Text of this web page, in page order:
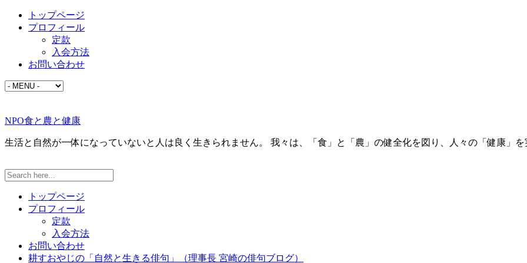
トップページ
プロフィール
定款
入会方法
お問い合わせ
NPO食と農と健康
生活と自然が一体になっていないと人は良く生きられません。 我々は、「食」と「農」の健全化を図り、人々の「健康」を
トップページ
プロフィール
定款
入会方法
お問い合わせ
耕すおやじの「自然と生きる俳句」（理事長 宮崎の俳句ブログ）